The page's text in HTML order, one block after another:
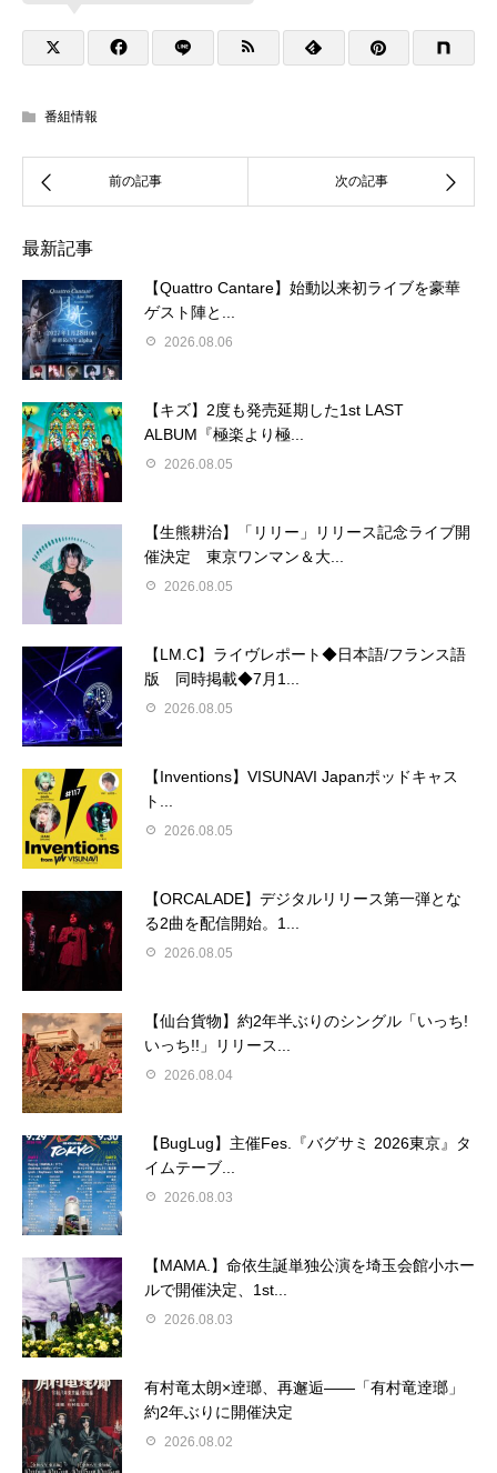
番組情報
最新記事
【Quattro Cantare】始動以来初ライブを豪華
ゲスト陣と...
2026.08.06
【キズ】2度も発売延期した1st LAST
ALBUM『極楽より極...
2026.08.05
【生熊耕治】「リリー」リリース記念ライブ開
催決定 東京ワンマン＆大...
2026.08.05
【LM.C】ライヴレポート◆日本語/フランス語
版 同時掲載◆7月1...
2026.08.05
【Inventions】VISUNAVI Japanポッドキャス
ト...
2026.08.05
【ORCALADE】デジタルリリース第一弾とな
る2曲を配信開始。1...
2026.08.05
【仙台貨物】約2年半ぶりのシングル「いっち!
いっち!!」リリース...
2026.08.04
【BugLug】主催Fes.『バグサミ 2026東京』タ
イムテーブ...
2026.08.03
【MAMA.】命依生誕単独公演を埼玉会館小ホー
ルで開催決定、1st...
2026.08.03
有村竜太朗×逹瑯、再邂逅――「有村竜逹瑯」
約2年ぶりに開催決定
2026.08.02